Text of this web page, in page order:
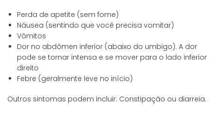
Perda de apetite (sem fome)
Náusea (sentindo que você precisa vomitar)
Vômitos
Dor no abdômen inferior (abaixo do umbigo). A dor
pode se tornar intensa e se mover para o lado inferior
direito
Febre (geralmente leve no início)
Outros sintomas podem incluir: Constipação ou diarreia.